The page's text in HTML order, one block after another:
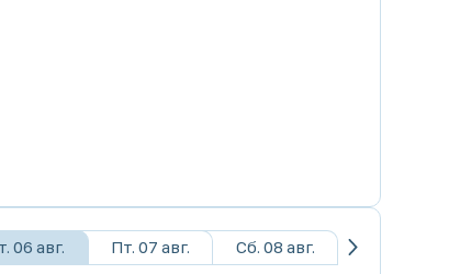
06 авг. Пт. 07 авг. Сб. 08 авг.